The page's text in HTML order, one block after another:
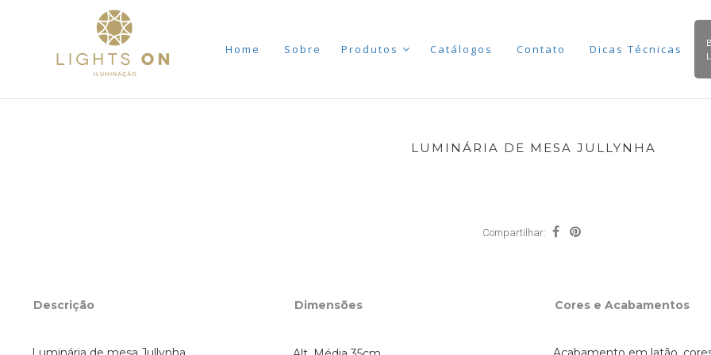
Home Sobre Produtos Catálogos Contato Dicas Técnicas
LUMINÁRIA DE MESA JULLYNHA
Compartilhar:
Descrição Dimensões Cores e Acabamentos